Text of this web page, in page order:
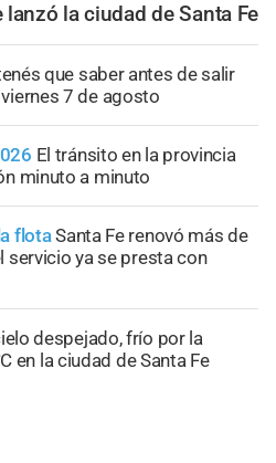
la ciudad de Santa Fe
que saber antes de salir
7 de agosto
El tránsito en la provincia
minuto a minuto
flotaSanta Fe renovó más de
servicio ya se presta con
despejado, frío por la
en la ciudad de Santa Fe